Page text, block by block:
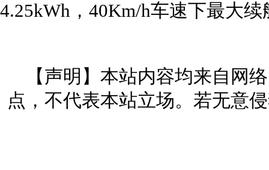
4.25kWh，40Km/h车速下最大
【声明】本站内容均来自网
点，不代表本站立场。若无意